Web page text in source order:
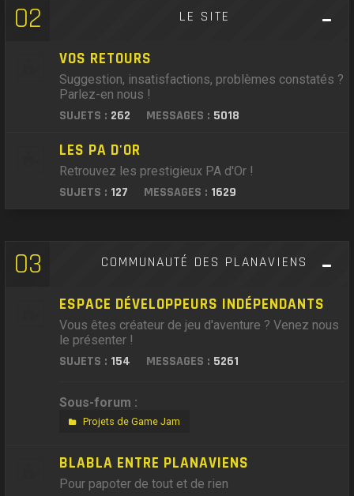
02 LE SITE
VOS RETOURS
Suggestion, insatisfactions, problèmes constatés ?
Parlez-en nous !
SUJETS : 262 MESSAGES : 5018
LES PA D'OR
Retrouvez les prestigieux PA d'Or !
SUJETS : 127 MESSAGES : 1629
03 COMMUNAUTÉ DES PLANAVIENS
ESPACE DÉVELOPPEURS INDÉPENDANTS
Vous êtes créateur de jeu d'aventure ? Venez nous
le présenter !
SUJETS : 154 MESSAGES : 5261
Sous-forum :
Projets de Game Jam
BLABLA ENTRE PLANAVIENS
Pour papoter de tout et de rien